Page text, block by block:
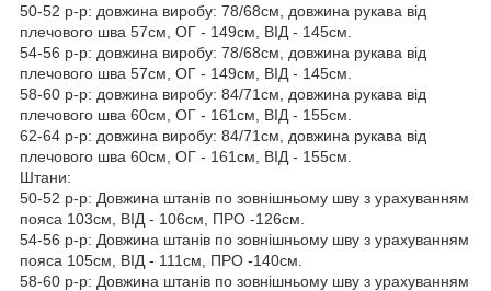
50-52 р-р: довжина виробу: 78/68см, довжина рукава від
плечового шва 57см, ОГ - 149см, ВІД - 145см.
54-56 р-р: довжина виробу: 78/68см, довжина рукава від
плечового шва 57см, ОГ - 149см, ВІД - 145см.
58-60 р-р: довжина виробу: 84/71см, довжина рукава від
плечового шва 60см, ОГ - 161см, ВІД - 155см.
62-64 р-р: довжина виробу: 84/71см, довжина рукава від
плечового шва 60см, ОГ - 161см, ВІД - 155см.
Штани:
50-52 р-р: Довжина штанів по зовнішньому шву з урахуванням
пояса 103см, ВІД - 106см, ПРО -126см.
54-56 р-р: Довжина штанів по зовнішньому шву з урахуванням
пояса 105см, ВІД - 111см, ПРО -140см.
58-60 р-р: Довжина штанів по зовнішньому шву з урахуванням